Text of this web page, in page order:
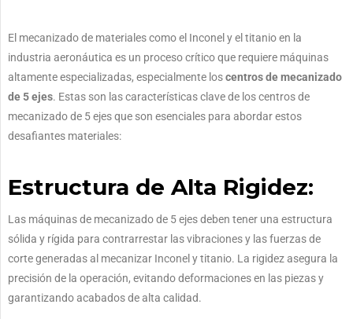
El mecanizado de materiales como el Inconel y el titanio en la
industria aeronáutica es un proceso crítico que requiere máquinas
altamente especializadas, especialmente loscentros de mecanizado
de 5 ejes. Estas son las características clave de los centros de
mecanizado de 5 ejes que son esenciales para abordar estos
desafiantes materiales:
Estructura de Alta Rigidez:
Las máquinas de mecanizado de 5 ejes deben tener una estructura
sólida y rígida para contrarrestar las vibraciones y las fuerzas de
corte generadas al mecanizar Inconel y titanio. La rigidez asegura la
precisión de la operación, evitando deformaciones en las piezas y
garantizando acabados de alta calidad.